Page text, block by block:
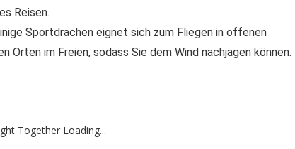
Reisen.
Sportdrachen eignet sich zum Fliegen in offenen
Orten im Freien, sodass Sie dem Wind nachjagen können.
Together Loading...